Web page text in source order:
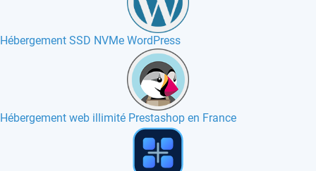
Hébergement SSD NVMe WordPress
Hébergement web illimité Prestashop en France